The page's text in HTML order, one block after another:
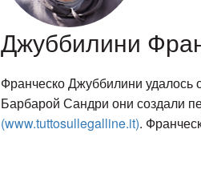
Джуббилини
Франческо Джуббилини удалось
Барбарой Сандри они создали
(www.tuttosullegalline.it).